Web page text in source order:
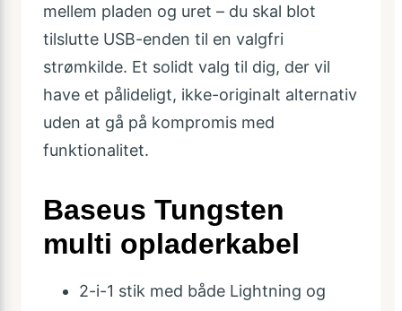
mellem pladen og uret – du skal blot
tilslutte USB-enden til en valgfri
strømkilde. Et solidt valg til dig, der vil
have et pålideligt, ikke-originalt alternativ
uden at gå på kompromis med
funktionalitet.
Baseus Tungsten
multi opladerkabel
2-i-1 stik med både Lightning og